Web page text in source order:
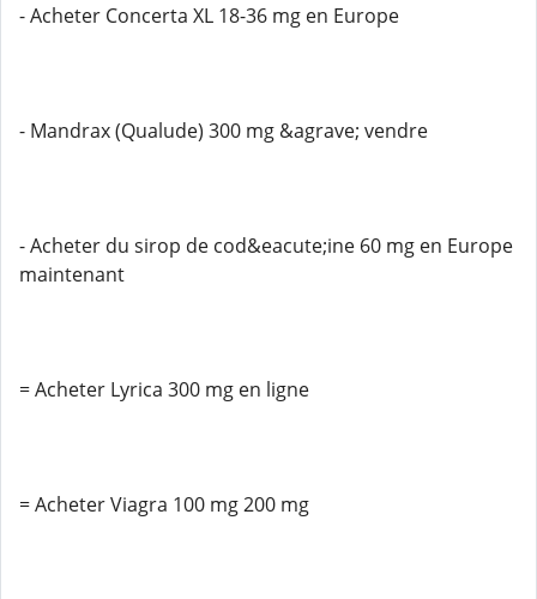
- Acheter Concerta XL 18-36 mg en Europe
- Mandrax (Qualude) 300 mg &agrave; vendre
- Acheter du sirop de cod&eacute;ine 60 mg en Europe
maintenant
= Acheter Lyrica 300 mg en ligne
= Acheter Viagra 100 mg 200 mg